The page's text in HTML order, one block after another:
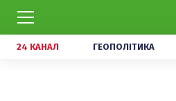
24 КАНАЛ ГЕОПОЛІТИКА